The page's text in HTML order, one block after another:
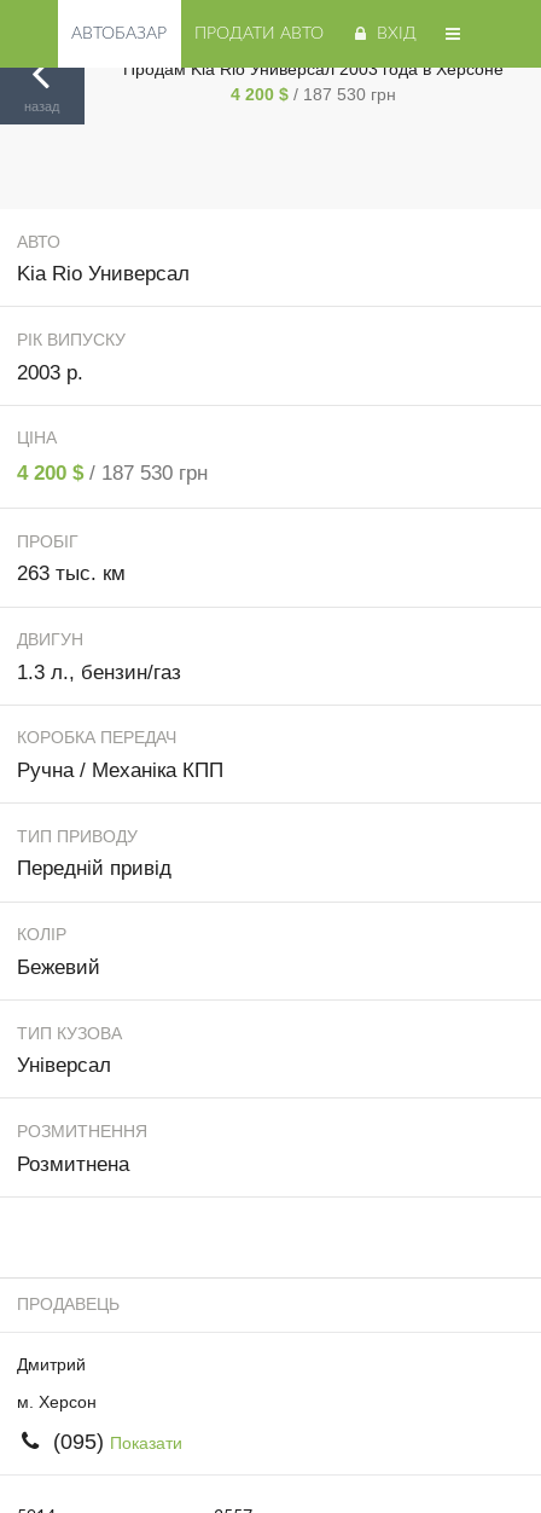
АВТОБАЗАР ПРОДАТИ АВТО ВХІД
Херсон/Kia/Rio/
назад
Продам Kia Rio Универсал 2003 года в Херсоне
4 200 $ / 187 530 грн
АВТО
Kia Rio Универсал
РІК ВИПУСКУ
2003 р.
ЦІНА
4 200 $ / 187 530 грн
ПРОБІГ
263 тыс. км
ДВИГУН
1.3 л., бензин/газ
КОРОБКА ПЕРЕДАЧ
Ручна / Механіка КПП
ТИП ПРИВОДУ
Передній привід
КОЛІР
Бежевий
ТИП КУЗОВА
Універсал
РОЗМИТНЕННЯ
Розмитнена
ПРОДАВЕЦЬ
Дмитрий
м. Херсон
(095) Показати